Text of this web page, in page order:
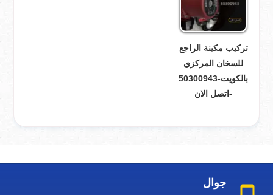
تركيب مكينة الراجع
للسخان المركزي
بالكويت-50300943
-اتصل الان
جوال